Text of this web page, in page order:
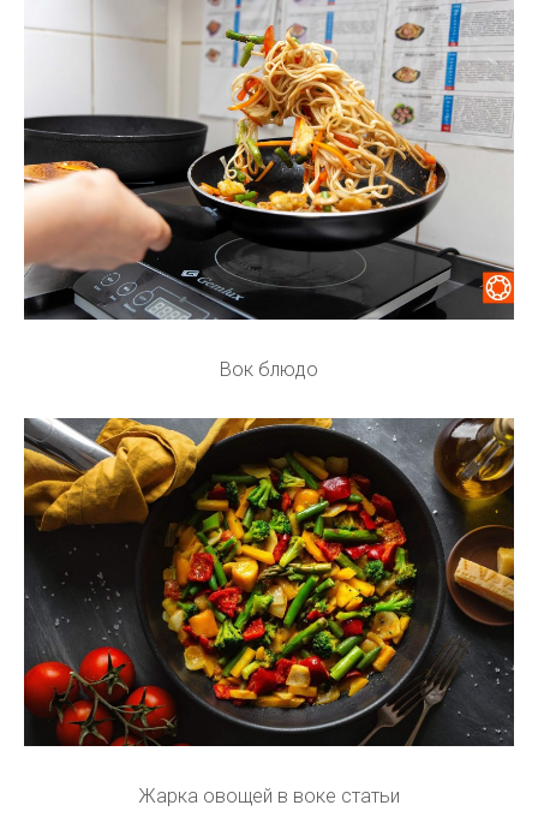
Вок блюдо
Жарка овощей в воке статьи